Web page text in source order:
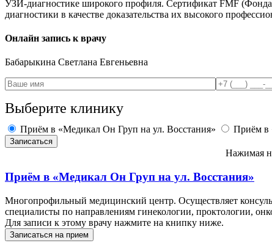
УЗИ-диагностике широкого профиля. Сертификат FMF
диагностики в качестве доказательства их высокого
Онлайн запись к врачу
Бабарыкина Светлана Евгеньевна
Выберите клинику
Приём в «Медикал Он Груп на ул. Восстания» Приём в
Нажимая
Приём в «Медикал Он Груп на ул. Восстания»
Многопрофильный медицинский центр. Осуществляет
специалисты по направлениям гинекологии, проктологии,
Для записи к этому врачу нажмите на книпку ниже.
Записаться на прием